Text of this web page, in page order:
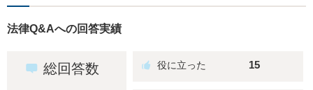
法律Q&Aへの回答実績
総回答数 15